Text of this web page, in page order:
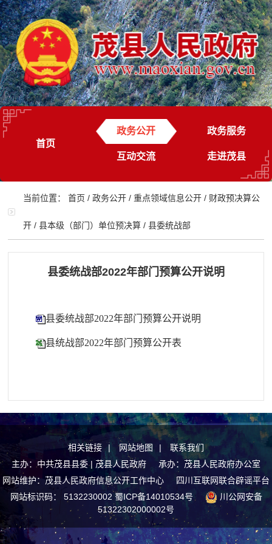
首页
政务公开 政务服务
互动交流 走进茂县
当前位置：首页 /政务公开 /重点领域信息公开 / 财政预决算公
开 /县本级（部门）单位预决算 /县委统战部
县委统战部2022年部门预算公开说明
县委统战部2022年部门预算公开说明
县统战部2022年部门预算公开表
相关链接 | 网站地图 |
联系我们
主办：中共茂县县委 | 茂县人民政府 承办：茂县人民政府办公室
网站维护：茂县人民政府信息公开工作中心 四川互联网联合辟谣平台
网站标识码： 5132230002 蜀ICP备14010534号
川公网安备
51322302000002号